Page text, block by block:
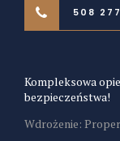
508
Kompleksowa
bezpieczeństwa!
Wdrożenie: